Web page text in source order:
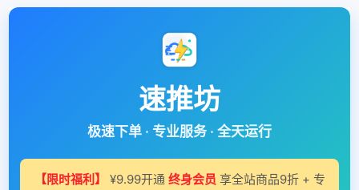
速推坊
极速下单 · 专业服务 · 全天运行
【限时福利】 ¥9.99开通 终身会员 享全站商品9折 + 专